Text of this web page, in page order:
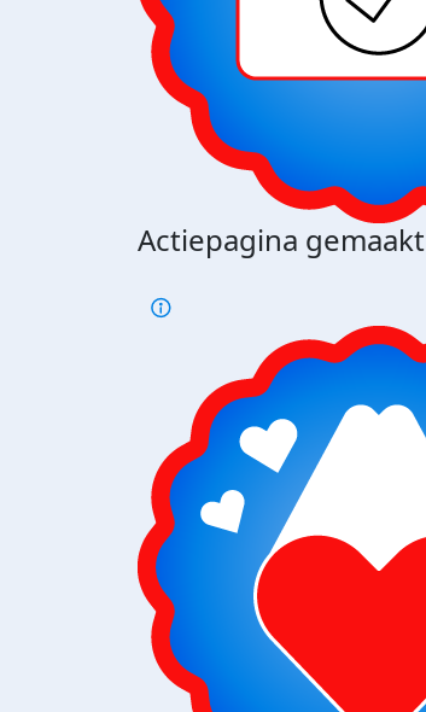
Actiepagina gemaakt